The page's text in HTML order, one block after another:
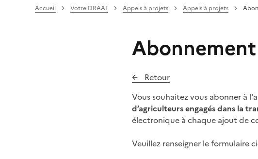
Accueil Votre DRAAF Appels à projets Appels à projets
Retour
Vous souhaitez vous abonner à
d’agriculteurs engagés dans la
électronique à chaque ajout de
Veuillez renseigner le formulaire